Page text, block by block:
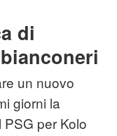
di
un nuovo
giorni la
per Kolo